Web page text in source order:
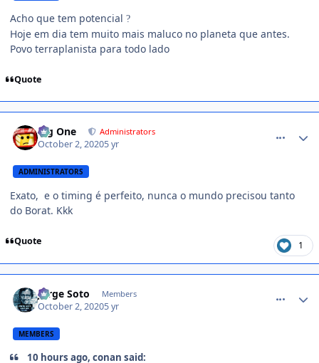
Acho que tem potencial ?
Hoje em dia tem muito mais maluco no planeta que antes.
Povo terraplanista para todo lado
Quote
Big One Administrators
October 2, 20205 yr
ADMINISTRATORS
Exato, e o timing é perfeito, nunca o mundo precisou tanto
do Borat. Kkk
Quote 1
Jorge Soto Members
October 2, 20205 yr
MEMBERS
10 hours ago, conan said: